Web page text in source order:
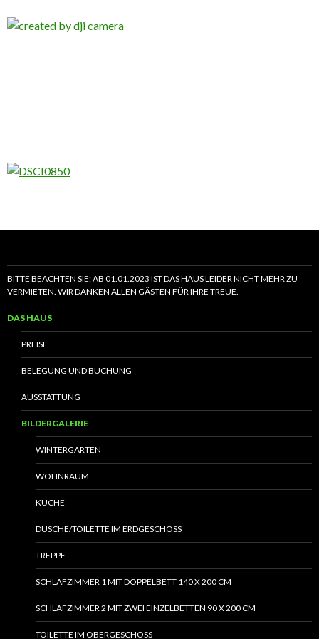
BITTE BEACHTEN SIE: AB 01.01.2023 IST DAS HAUS LEIDER NICHT MEHR ZU
VERMIETEN. WIR DANKEN ALLEN GÄSTEN FÜR IHRE TREUE.
DAS HAUS
PREISE
BELEGUNG UND BUCHUNG
AUSSTATTUNG
BILDERGALERIE
WINTERGARTEN
WOHNRAUM
KÜCHE
DUSCHE/TOILETTE IM ERDGESCHOSS
TREPPE
SCHLAFZIMMER 1 MIT DOPPELBETT 140 X 200 CM
SCHLAFZIMMER 2 MIT ZWEI EINZELBETTEN 90 X 200 CM
TOILETTE IM OBERGESCHOSS